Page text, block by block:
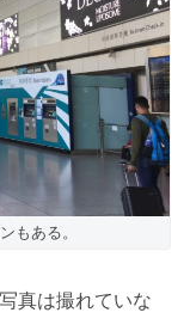
もある。
真は撮れていな